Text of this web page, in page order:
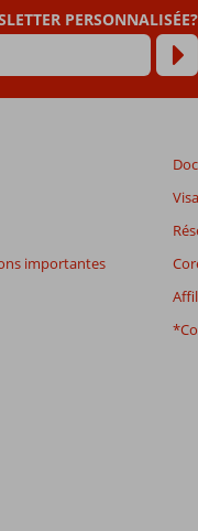
PERSONNALISÉE?
importantes